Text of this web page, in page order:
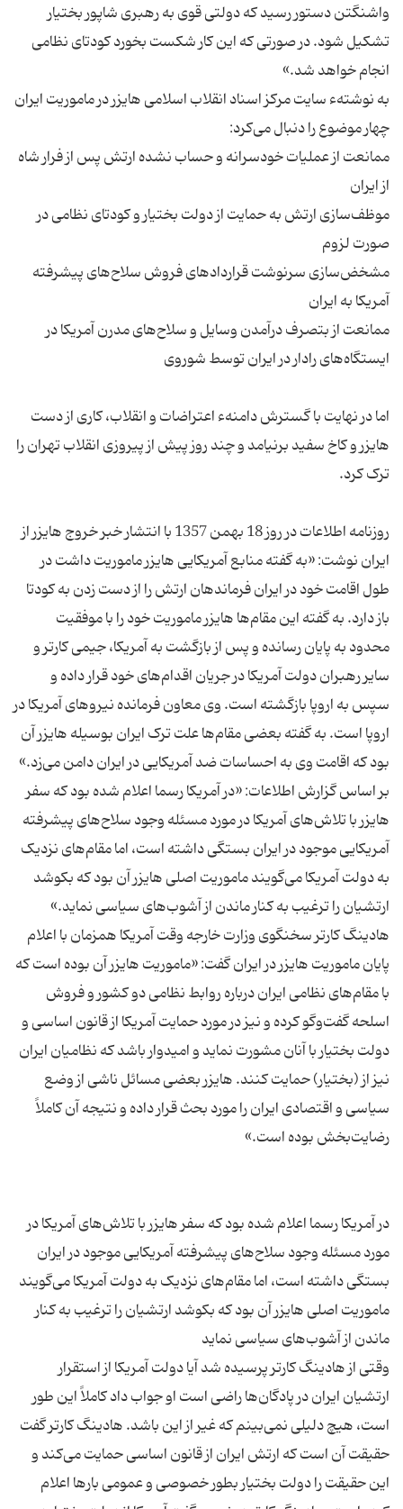
واشنگتن دستور رسید که دولتی قوی به رهبری شاپور بختیار
تشکیل شود. در صورتی که این کار شکست بخورد کودتای نظامی
به نوشتهء سایت مرکز اسناد انقلاب اسلامی هایزر در ماموریت ایران
ممانعت از عملیات خودسرانه و حساب نشده ارتش پس از فرار شاه
موظف‌سازی ارتش به حمایت از دولت بختیار و کودتای نظامی در
مشخض‌سازی سرنوشت قراردادهای فروش سلاح‌های پیشرفته
ممانعت از بتصرف ‌درآمدن وسایل و سلاح‌های مدرن آمریکا در
اما در نهایت با گسترش دامنهء اعتراضات و انقلاب، کاری از دست
هایزر و کاخ سفید برنیامد و چند روز پیش از پیروزی انقلاب تهران را
روزنامه اطلاعات در روز 18 بهمن 1357 با انتشار خبر خروج هایزر از
ایران نوشت: «به گفته منابع آمریکایی هایزر ماموریت داشت در
طول اقامت خود در ایران فرماندهان ارتش را از دست زدن به کودتا
باز دارد. به گفته این مقام‌ها هایزر ماموریت خود را با موفقیت
محدود به پایان رسانده و پس از بازگشت به آمریکا، جیمی کارتر و
سایر رهبران دولت آمریکا در جریان اقدام‌های خود قرار داده و
سپس به اروپا بازگشته است. وی معاون فرمانده نیروهای آمریکا در
اروپا است. به گفته بعضی مقام‌ها علت ترک ایران بوسیله هایزر آن
بر اساس گزارش اطلاعات: «در آمریکا رسما اعلام شده بود که سفر
هایزر با تلاش‌های آمریکا در مورد مسئله وجود سلاح‌های پیشرفته
آمریکایی موجود در ایران بستگی داشته است، اما مقام‌های نزدیک
به دولت آمریکا می‌گویند ماموریت اصلی هایزر آن بود که بکوشد
هادینگ کارتر سخنگوی وزارت خارجه وقت آمریکا همزمان با اعلام
پایان ماموریت هایزر در ایران گفت: «ماموریت هایزر آن بوده است که
با مقام‌های نظامی ایران درباره روابط نظامی دو کشور و فروش
اسلحه گفت‌وگو کرده و نیز در مورد حمایت آمریکا از قانون اساسی و
دولت بختیار با آنان مشورت نماید و امیدوار باشد که نظامیان ایران
نیز از (بختیار) حمایت کنند. هایزر بعضی مسائل ناشی از وضع
سیاسی و اقتصادی ایران را مورد بحث قرار داده و نتیجه آن کاملاً
در آمریکا رسما اعلام شده بود که سفر هایزر با تلاش‌های آمریکا در
مورد مسئله وجود سلاح‌های پیشرفته آمریکایی موجود در ایران
بستگی داشته است، اما مقام‌های نزدیک به دولت آمریکا می‌گویند
ماموریت اصلی هایزر آن بود که بکوشد ارتشیان را ترغیب به کنار
وقتی از هادینگ کارتر پرسیده شد آیا دولت آمریکا از استقرار
ارتشیان ایران در پادگان‌ها راضی است او جواب داد کاملاً این طور
است، هیچ دلیلی نمی‌بینم که غیر از این باشد. هادینگ کارتر گفت
حقیقت آن است که ارتش ایران از قانون اساسی حمایت می‌کند و
این حقیقت را دولت بختیار بطور خصوصی و عمومی بارها اعلام